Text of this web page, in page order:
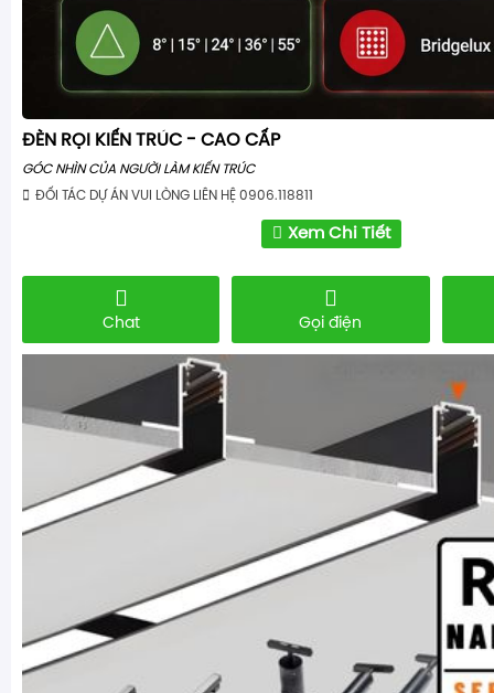
ĐÈN RỌI KIẾN TRÚC - CAO CẤP
GÓC NHÌN CỦA NGƯỜI LÀM KIẾN TRÚC
ĐỐI TÁC DỰ ÁN VUI LÒNG LIÊN HỆ 0906.118811
Xem Chi Tiết
Chat Gọi điện